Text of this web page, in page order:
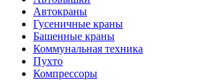
Автокраны
Гусеничные краны
Башенные краны
Коммунальная техника
Пухто
Компрессоры